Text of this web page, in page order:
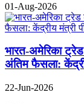
01-Aug-2026
भारत-अमेरिका
अंतिम फैसला:
22-Jun-2026